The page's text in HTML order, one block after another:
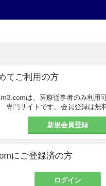
てご利用の方
m3.comは、医療従事者のみ利用
専門サイトです。会員登録は無
新規会員登録
にご登録済の方
ログイン